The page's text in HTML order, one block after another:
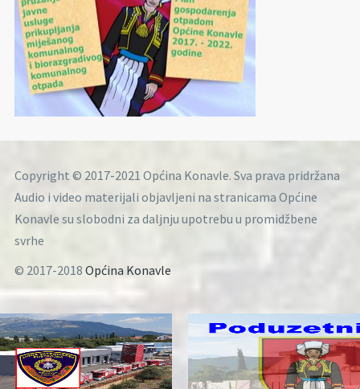
Copyright © 2017-2021 Općina Konavle. Sva prava pridržana
Audio i video materijali objavljeni na stranicama Općine
Konavle su slobodni za daljnju upotrebu u promidžbene
svrhe
© 2017-2018 Općina Konavle